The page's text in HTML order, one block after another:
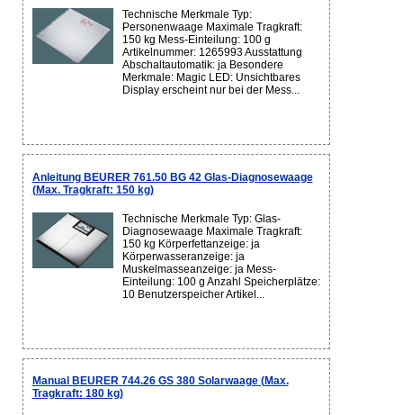
Technische Merkmale Typ:
Personenwaage Maximale Tragkraft:
150 kg Mess-Einteilung: 100 g
Artikelnummer: 1265993 Ausstattung
Abschaltautomatik: ja Besondere
Merkmale: Magic LED: Unsichtbares
Display erscheint nur bei der Mess...
Anleitung BEURER 761.50 BG 42 Glas-Diagnosewaage
(Max. Tragkraft: 150 kg)
Technische Merkmale Typ: Glas-
Diagnosewaage Maximale Tragkraft:
150 kg Körperfettanzeige: ja
Körperwasseranzeige: ja
Muskelmasseanzeige: ja Mess-
Einteilung: 100 g Anzahl Speicherplätze:
10 Benutzerspeicher Artikel...
Manual BEURER 744.26 GS 380 Solarwaage (Max.
Tragkraft: 180 kg)